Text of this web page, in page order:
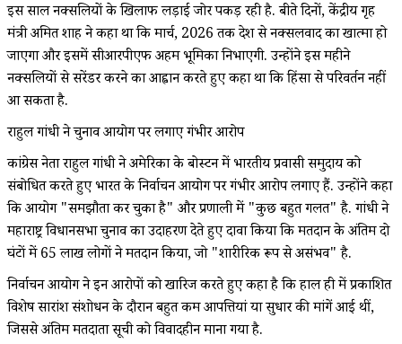
इस साल नक्सलियों के खिलाफ लड़ाई जोर पकड़ रही है. बीते दिनों, केंद्रीय गृह
मंत्री अमित शाह ने कहा था कि मार्च, 2026 तक देश से नक्सलवाद का खात्मा हो
जाएगा और इसमें सीआरपीएफ अहम भूमिका निभाएगी. उन्होंने इस महीने
नक्सलियों से सरेंडर करने का आह्वान करते हुए कहा था कि हिंसा से परिवर्तन नहीं
आ सकता है.
राहुल गांधी ने चुनाव आयोग पर लगाए गंभीर आरोप
कांग्रेस नेता राहुल गांधी ने अमेरिका के बोस्टन में भारतीय प्रवासी समुदाय को
संबोधित करते हुए भारत के निर्वाचन आयोग पर गंभीर आरोप लगाए हैं. उन्होंने कहा
कि आयोग "समझौता कर चुका है" और प्रणाली में "कुछ बहुत गलत" है. गांधी ने
महाराष्ट्र विधानसभा चुनाव का उदाहरण देते हुए दावा किया कि मतदान के अंतिम दो
घंटों में 65 लाख लोगों ने मतदान किया, जो "शारीरिक रूप से असंभव" है.
निर्वाचन आयोग ने इन आरोपों को खारिज करते हुए कहा है कि हाल ही में प्रकाशित
विशेष सारांश संशोधन के दौरान बहुत कम आपत्तियां या सुधार की मांगें आई थीं,
जिससे अंतिम मतदाता सूची को विवादहीन माना गया है.